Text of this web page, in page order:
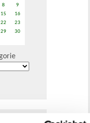
8
9
15
16
22
23
29
30